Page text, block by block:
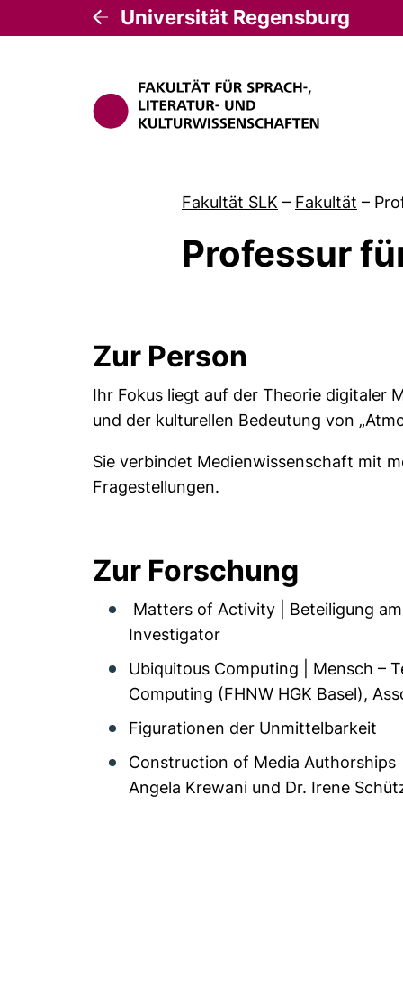
Universität Regensburg
Fakultät SLK – Fakultät –
Professur
Zur Person
Ihr Fokus liegt auf der Theorie digitaler
und der kulturellen Bedeutung von
Sie verbindet Medienwissenschaft mit
Fragestellungen.
Zur Forschung
Matters of Activity | Beteiligung
Investigator
Ubiquitous Computing | Mensch –
Computing (FHNW HGK Basel),
Figurationen der Unmittelbarkeit
Construction of Media
Angela Krewani und Dr. Irene